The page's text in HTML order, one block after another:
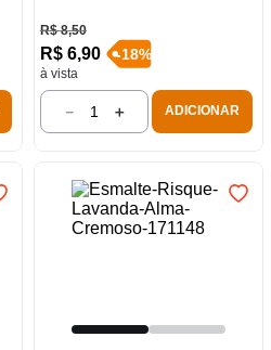
R$ 8,50
R$ 6,90
à vista
-18%
＋
－ ADICIONAR